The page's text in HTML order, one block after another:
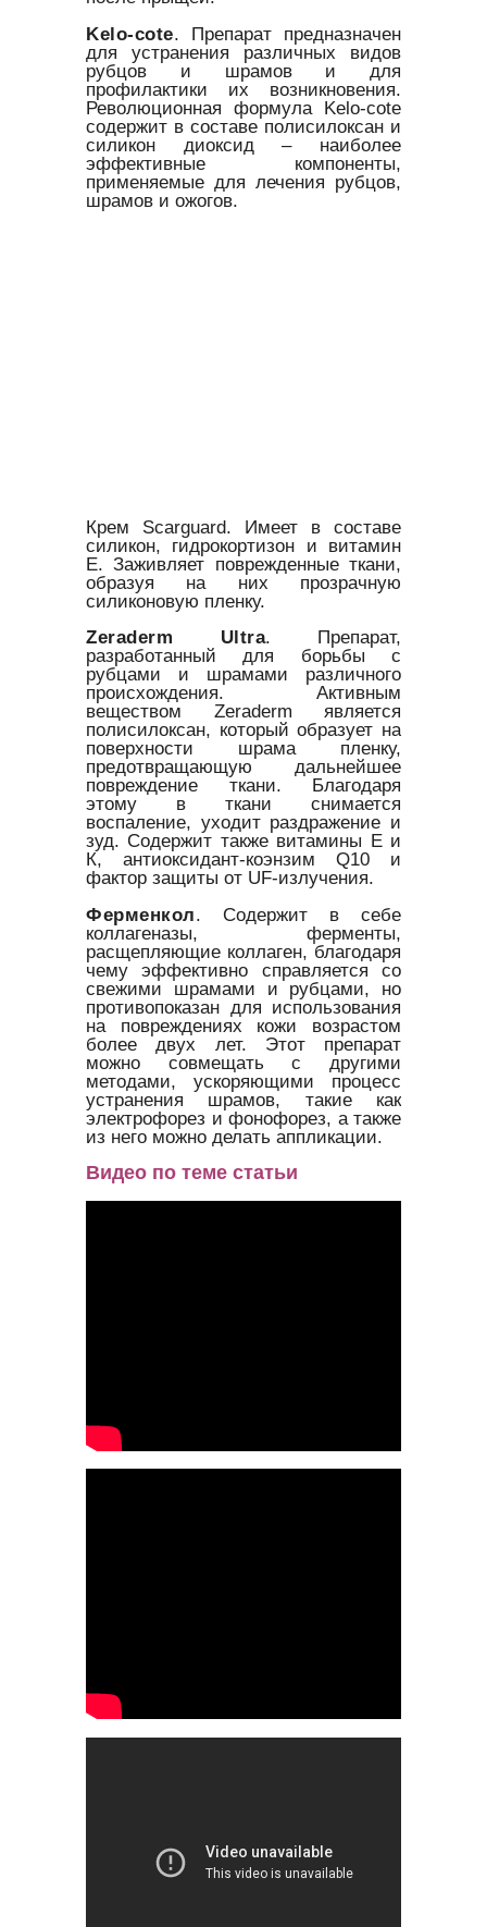
Kelo-cote . Препарат предназначен
для устранения различных видов
рубцов и шрамов и для
профилактики их возникновения.
Революционная формула Kelo-cote
содержит в составе полисилоксан и
силикон диоксид – наиболее
эффективные компоненты,
применяемые для лечения рубцов,
шрамов и ожогов.
Крем Scarguard. Имеет в составе
силикон, гидрокортизон и витамин
Е. Заживляет поврежденные ткани,
образуя на них прозрачную
силиконовую пленку.
Zeraderm Ultra. Препарат,
разработанный для борьбы с
рубцами и шрамами различного
происхождения. Активным
веществом Zeraderm является
полисилоксан, который образует на
поверхности шрама пленку,
предотвращающую дальнейшее
повреждение ткани. Благодаря
этому в ткани снимается
воспаление, уходит раздражение и
зуд. Содержит также витамины Е и
К, антиоксидант-коэнзим Q10 и
фактор защиты от UF-излучения.
Ферменкол . Содержит в себе
коллагеназы, ферменты,
расщепляющие коллаген, благодаря
чему эффективно справляется со
свежими шрамами и рубцами, но
противопоказан для использования
на повреждениях кожи возрастом
более двух лет. Этот препарат
можно совмещать с другими
методами, ускоряющими процесс
устранения шрамов, такие как
электрофорез и фонофорез, а также
из него можно делать аппликации.
Видео по теме статьи